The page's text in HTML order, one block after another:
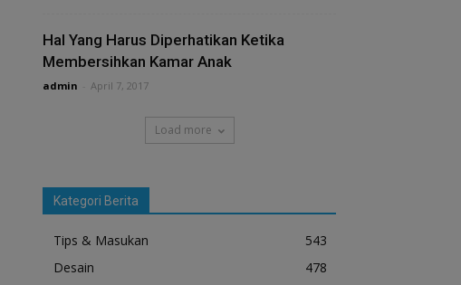
Hal Yang Harus Diperhatikan Ketika
Membersihkan Kamar Anak
admin April 7, 2017
Load more
Kategori Berita
Tips & Masukan
543
Desain
478